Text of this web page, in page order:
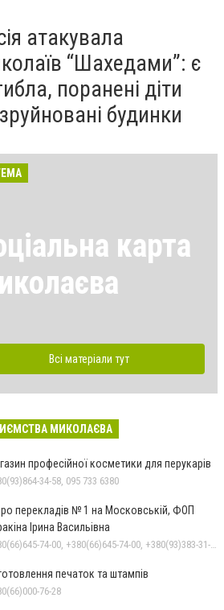
атакувала
“Шахедами”: є
поранені діти
будинки
карта
Всі матеріали тут
МИКОЛАЄВА
професійної косметики для перукарів
34-58, 095 733 6380
перекладів № 1 на Московській, ФОП
Ірина Васильівна
печаток та штампів
76-28